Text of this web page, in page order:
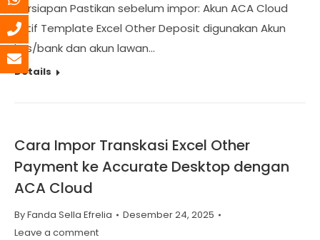
Persiapan Pastikan sebelum impor: Akun ACA Cloud
aktif Template Excel Other Deposit digunakan Akun
kas/bank dan akun lawan…
Details
Cara Impor Transkasi Excel Other
Payment ke Accurate Desktop dengan
ACA Cloud
ByFanda Sella Efrelia
Desember 24, 2025
Leave a comment